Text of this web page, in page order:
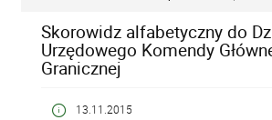
Skorowidz alfabetyczny do
Urzędowego Komendy
Granicznej
13.11.2015